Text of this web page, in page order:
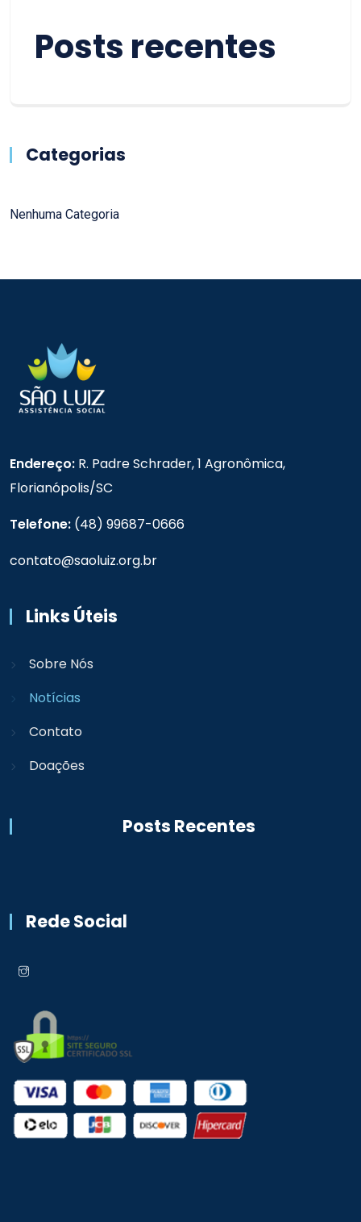
Posts recentes
Categorias
Nenhuma Categoria
Endereço: R. Padre Schrader, 1 Agronômica,
Florianópolis/SC
Telefone: (48) 99687-0666
contato@saoluiz.org.br
Links Úteis
Sobre Nós
Notícias
Contato
Doações
Posts Recentes
Rede Social